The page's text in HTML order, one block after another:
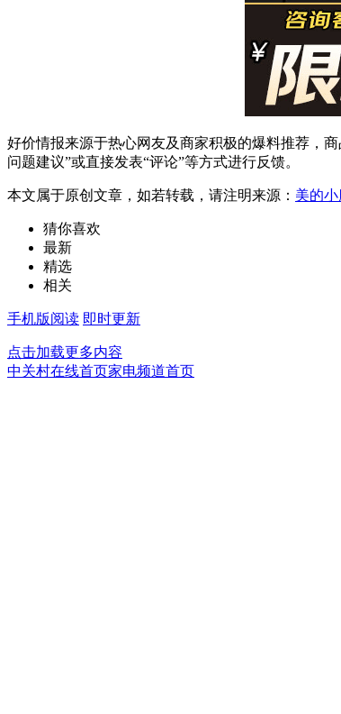
好价情报来源于热心网友及商家积极的爆料推荐，
问题建议”或直接发表“评论”等方式进行反馈。
本文属于原创文章，如若转载，请注明来源： 美的小
猜你喜欢
最新
精选
相关
手机版阅读 即时更新
点击加载更多内容
中关村在线首页家电频道首页